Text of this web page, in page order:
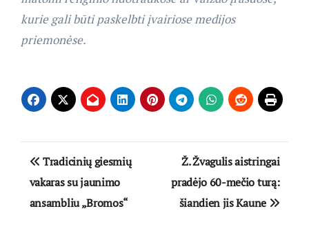
kurie gali būti paskelbti įvairiose medijos
priemonėse.
Navigacija
tarp
įrašų
Tradicinių giesmių
vakaras su jaunimo
ansambliu „Bromos“
Ž. Žvagulis aistringai
pradėjo 60-mečio turą:
šiandien jis Kaune